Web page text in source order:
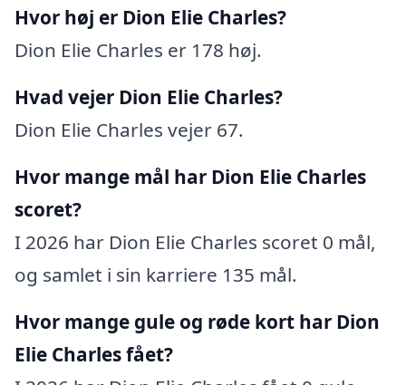
Hvor høj er Dion Elie Charles?
Dion Elie Charles er 178 høj.
Hvad vejer Dion Elie Charles?
Dion Elie Charles vejer 67.
Hvor mange mål har Dion Elie Charles
scoret?
I 2026 har Dion Elie Charles scoret 0 mål,
og samlet i sin karriere 135 mål.
Hvor mange gule og røde kort har Dion
Elie Charles fået?